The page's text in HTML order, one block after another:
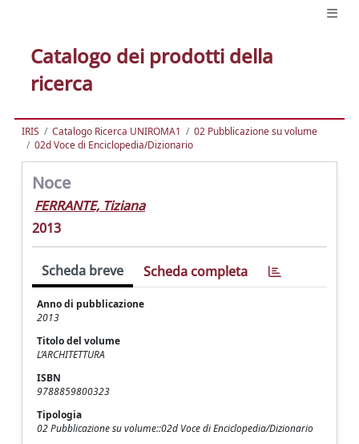
Catalogo dei prodotti della
ricerca
IRIS Catalogo Ricerca UNIROMA1
02 Pubblicazione su volume
02d Voce di Enciclopedia/Dizionario
Noce
FERRANTE, Tiziana
2013
Scheda breve Scheda completa
Anno di pubblicazione
2013
Titolo del volume
L’ARCHITETTURA
ISBN
9788859800323
Tipologia
02 Pubblicazione su volume::02d Voce di Enciclopedia/Dizionario